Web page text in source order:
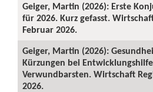
Geiger, Martin (2026): Erste
für 2026. Kurz gefasst.
Februar 2026.
Geiger, Martin (2026):
Kürzungen bei
Verwundbarsten. Wirtschaft
2026.